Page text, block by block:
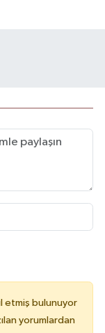
etmiş bulunuyor
yorumlardan